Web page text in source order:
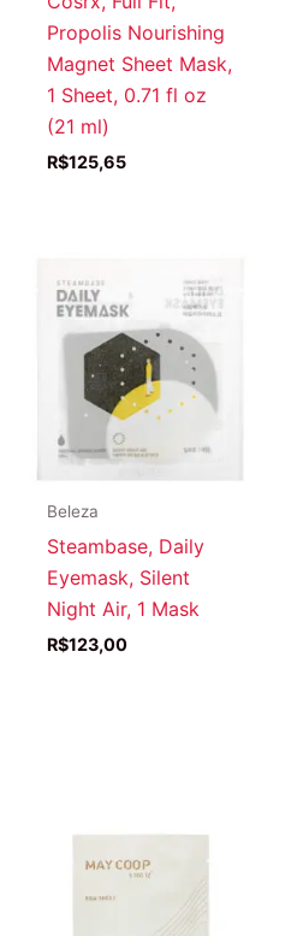
Propolis Nourishing
Magnet Sheet Mask,
1 Sheet, 0.71 fl oz
(21 ml)
R$125,65
Beleza
Steambase, Daily
Eyemask, Silent
Night Air, 1 Mask
R$123,00